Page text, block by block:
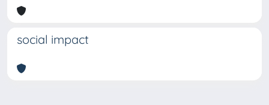
social impact